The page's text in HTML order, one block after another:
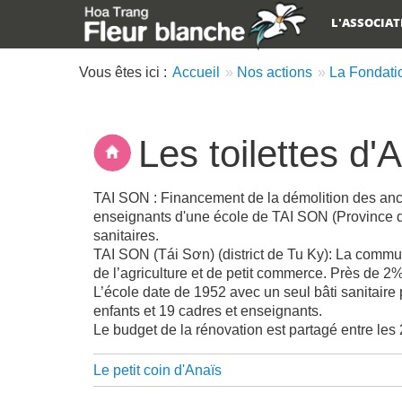
Main menu
Vous êtes ici : Accueil Nos actions La
Les toilettes
Description
TAI SON : Financement de la démolition des
enseignants d'une école de TAI SON (Province
sanitaires.
TAI SON (Tái Sơn) (district de Tu Ky): La
de l’agriculture et de petit commerce. Près de
L’école date de 1952 avec un seul bâti
enfants et 19 cadres et enseignants.
Le budget de la rénovation est partagé entre
Liens
Le petit coin d'Anaïs